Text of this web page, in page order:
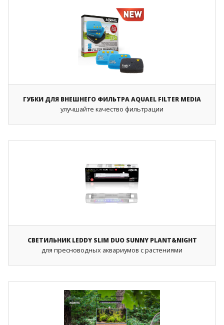
ГУБКИ ДЛЯ ВНЕШНЕГО ФИЛЬТРА AQUAEL FILTER MEDIA
улучшайте качество фильтрации
СВЕТИЛЬНИК LEDDY SLIM DUO SUNNY PLANT&NIGHT
для пресноводных аквариумов с растениями